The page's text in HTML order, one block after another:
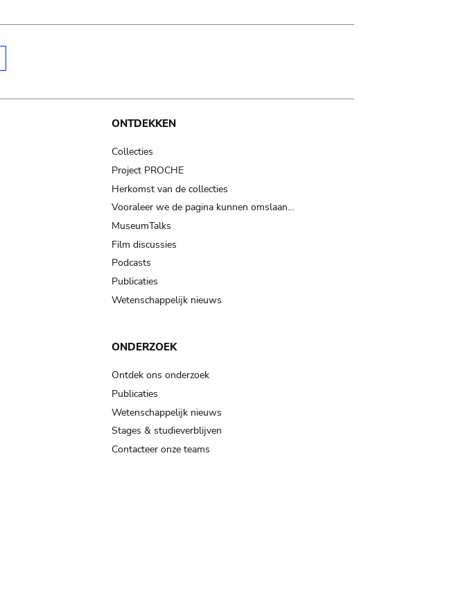
ONTDEKKEN
Collecties
Project PROCHE
Herkomst van de collecties
Vooraleer we de pagina kunnen omslaan…
MuseumTalks
Film discussies
Podcasts
Publicaties
Wetenschappelijk nieuws
ONDERZOEK
Ontdek ons onderzoek
Publicaties
Wetenschappelijk nieuws
Stages & studieverblijven
Contacteer onze teams